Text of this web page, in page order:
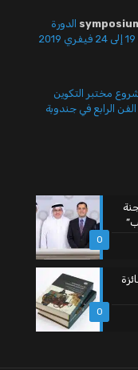
الدورة
مختبر التكوين
الرابع في جندوبة
0
0